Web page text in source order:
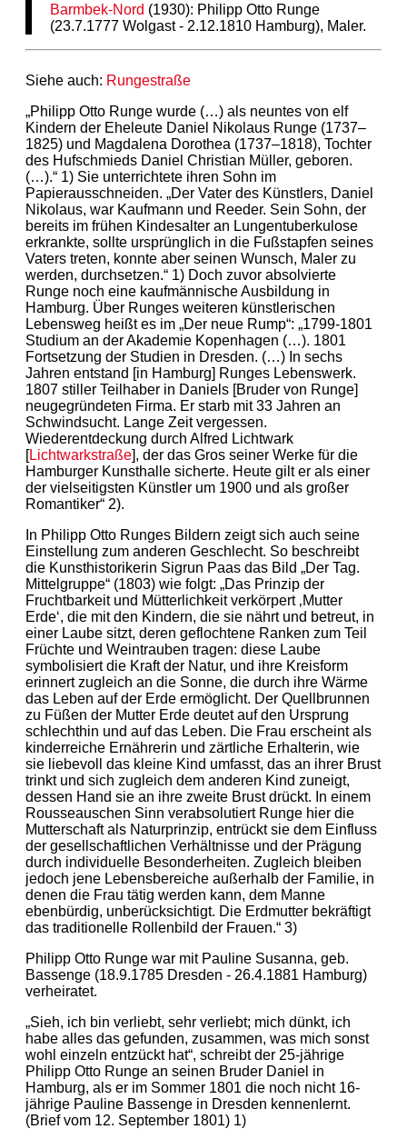
Barmbek-Nord (1930): Philipp Otto Runge
(23.7.1777 Wolgast - 2.12.1810 Hamburg), Maler.
Siehe auch: Rungestraße
„Philipp Otto Runge wurde (…) als neuntes von elf
Kindern der Eheleute Daniel Nikolaus Runge (1737–
1825) und Magdalena Dorothea (1737–1818), Tochter
des Hufschmieds Daniel Christian Müller, geboren.
(…).“ 1) Sie unterrichtete ihren Sohn im
Papierausschneiden. „Der Vater des Künstlers, Daniel
Nikolaus, war Kaufmann und Reeder. Sein Sohn, der
bereits im frühen Kindesalter an Lungentuberkulose
erkrankte, sollte ursprünglich in die Fußstapfen seines
Vaters treten, konnte aber seinen Wunsch, Maler zu
werden, durchsetzen.“ 1) Doch zuvor absolvierte
Runge noch eine kaufmännische Ausbildung in
Hamburg. Über Runges weiteren künstlerischen
Lebensweg heißt es im „Der neue Rump“: „1799-1801
Studium an der Akademie Kopenhagen (…). 1801
Fortsetzung der Studien in Dresden. (…) In sechs
Jahren entstand [in Hamburg] Runges Lebenswerk.
1807 stiller Teilhaber in Daniels [Bruder von Runge]
neugegründeten Firma. Er starb mit 33 Jahren an
Schwindsucht. Lange Zeit vergessen.
Wiederentdeckung durch Alfred Lichtwark
[Lichtwarkstraße], der das Gros seiner Werke für die
Hamburger Kunsthalle sicherte. Heute gilt er als einer
der vielseitigsten Künstler um 1900 und als großer
Romantiker“ 2).
In Philipp Otto Runges Bildern zeigt sich auch seine
Einstellung zum anderen Geschlecht. So beschreibt
die Kunsthistorikerin Sigrun Paas das Bild „Der Tag.
Mittelgruppe“ (1803) wie folgt: „Das Prinzip der
Fruchtbarkeit und Mütterlichkeit verkörpert ‚Mutter
Erde‘, die mit den Kindern, die sie nährt und betreut, in
einer Laube sitzt, deren geflochtene Ranken zum Teil
Früchte und Weintrauben tragen: diese Laube
symbolisiert die Kraft der Natur, und ihre Kreisform
erinnert zugleich an die Sonne, die durch ihre Wärme
das Leben auf der Erde ermöglicht. Der Quellbrunnen
zu Füßen der Mutter Erde deutet auf den Ursprung
schlechthin und auf das Leben. Die Frau erscheint als
kinderreiche Ernährerin und zärtliche Erhalterin, wie
sie liebevoll das kleine Kind umfasst, das an ihrer Brust
trinkt und sich zugleich dem anderen Kind zuneigt,
dessen Hand sie an ihre zweite Brust drückt. In einem
Rousseauschen Sinn verabsolutiert Runge hier die
Mutterschaft als Naturprinzip, entrückt sie dem Einfluss
der gesellschaftlichen Verhältnisse und der Prägung
durch individuelle Besonderheiten. Zugleich bleiben
jedoch jene Lebensbereiche außerhalb der Familie, in
denen die Frau tätig werden kann, dem Manne
ebenbürdig, unberücksichtigt. Die Erdmutter bekräftigt
das traditionelle Rollenbild der Frauen.“ 3)
Philipp Otto Runge war mit Pauline Susanna, geb.
Bassenge (18.9.1785 Dresden - 26.4.1881 Hamburg)
verheiratet.
„Sieh, ich bin verliebt, sehr verliebt; mich dünkt, ich
habe alles das gefunden, zusammen, was mich sonst
wohl einzeln entzückt hat“, schreibt der 25-jährige
Philipp Otto Runge an seinen Bruder Daniel in
Hamburg, als er im Sommer 1801 die noch nicht 16-
jährige Pauline Bassenge in Dresden kennenlernt.
(Brief vom 12. September 1801) 1)